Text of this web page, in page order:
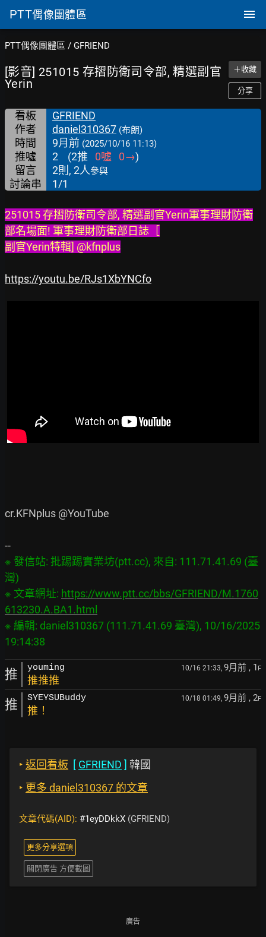
PTT偶像團體區
PTT偶像團體區 / GFRIEND
[影音] 251015 存摺防衛司令部, 精選副官
Yerin
＋收藏
分享
看板
GFRIEND
作者
daniel310367 (布朗)
時間 9月前 (2025/10/16 11:13)
推噓 2 (2推 0噓 0→)
留言
2則, 2人參與
討論串 1/1
251015 存摺防衛司令部, 精選副官Yerin軍事理財防衛
部名場面! 軍事理財防衛部日誌［
副官Yerin特輯] @kfnplus
https://youtu.be/RJs1XbYNCfo
cr.KFNplus @YouTube
※ 發信站: 批踢踢實業坊(ptt.cc), 來自: 111.71.41.69 (臺
灣)
※ 文章網址: https://www.ptt.cc/bbs/GFRIEND/M.1760
613230.A.BA1.html
※ 編輯: daniel310367 (111.71.41.69 臺灣), 10/16/2025
推 youming 10/16 21:33, 9月前 , 1 F
推推推
推 SYEYSUBuddy 10/18 01:49, 9月前 , 2F
推！
‣ 返回看板 [ GFRIEND ] 韓國
‣ 更多 daniel310367 的文章
文章代碼(AID): #1eyDDkkX (GFRIEND)
更多分享選項
關閉廣告 方便截圖
廣告